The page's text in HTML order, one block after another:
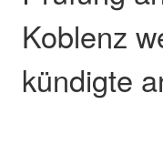
Koblenz
kündigte